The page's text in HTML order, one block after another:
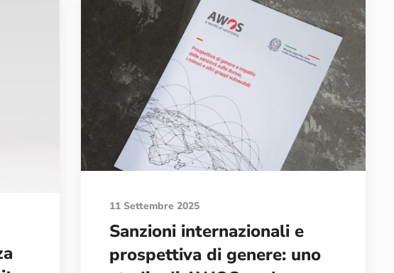
11 Settembre 2025
Sanzioni internazionali e
prospettiva di genere: uno